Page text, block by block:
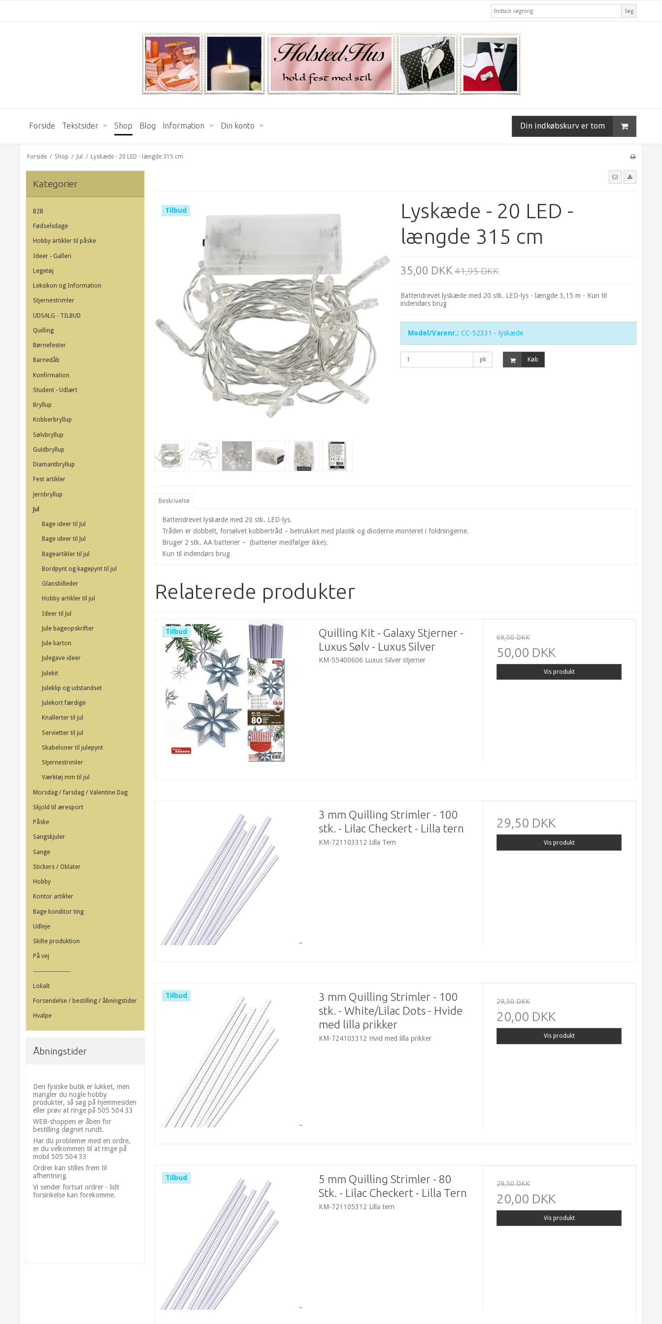
Søg
Forside Tekstsider Shop Blog Information Din konto Din indkøbskurv er tom
Forside / Shop / Jul / Lyskæde - 20 LED - længde 315 cm
Kategorier
B2B
Fødselsdage
Hobby artikler til påske
Ideer - Galleri
Legetøj
Leksikon og Information
Stjernestrimler
UDSALG - TILBUD
Quilling
Børnefester
Barnedåb
Konfirmation
Student - Udlært
Bryllup
Kobberbryllup
Sølvbryllup
Guldbryllup
Diamantbryllup
Fest artikler
Jernbryllup
Jul
Bage ideer til Jul
Bage ideer til Jul
Bageartikler til jul
Bordpynt og kagepynt til jul
Glansbilleder
Hobby artikler til jul
Ideer til Jul
Jule bageopskrifter
Jule karton
Julegave ideer
Julekit
Juleklip og udstandset
Julekort færdige
Knallerter til jul
Servietter til jul
Skabeloner til julepynt
Stjernestrimler
Værktøj mm til jul
Morsdag / farsdag / Valentine Dag
Skjold til æresport
Påske
Sangskjuler
Sange
Stickers / Oblater
Hobby
Kontor artikler
Bage konditor ting
Udleje
Skilte produktion
På vej
-------------------
Lokalt
Forsendelse / bestilling / åbningstider
Hvalpe
Åbningstider
Den fysiske butik er lukket, men
mangler du nogle hobby
produkter, så søg på hjemmesiden
eller prøv at ringe på 505 504 33
WEB-shoppen er åben for
bestilling døgnet rundt.
Har du problemer med en ordre,
er du velkommen til at ringe på
mobil 505 504 33
Ordrer kan stilles frem til
afhentning.
Vi sender fortsat ordrer - lidt
forsinkelse kan forekomme.
Tilbud
Lyskæde - 20 LED -
længde 315 cm
35,00 DKK 41,95 DKK
Batteridrevet lyskæde med 20 stk. LED-lys - længde 3,15 m - Kun til
indendørs brug
Model/Varenr.: CC-52331 - lyskæde
pk Køb
Beskrivelse
Batteridrevet lyskæde med 20 stk. LED-lys.
Tråden er dobbelt, forsølvet kobbertråd – betrukket med plastik og dioderne monteret i foldningerne.
Bruger 2 stk. AA batterier – (batterier medfølger ikke).
Kun til indendørs brug
Relaterede produkter
Tilbud
Quilling Kit - Galaxy Stjerner -
Luxus Sølv - Luxus Silver
KM-55400606 Luxus Silver stjerner
69,50 DKK
50,00 DKK
Vis produkt
3 mm Quilling Strimler - 100
stk. - Lilac Checkert - Lilla tern
KM-721103312 Lilla Tern
29,50 DKK
Vis produkt
Tilbud
3 mm Quilling Strimler - 100
stk. - White/Lilac Dots - Hvide
med lilla prikker
KM-724103312 Hvid med lilla prikker
29,50 DKK
20,00 DKK
Vis produkt
Tilbud
5 mm Quilling Strimler - 80
Stk. - Lilac Checkert - Lilla Tern
KM-721105312 Lilla tern
29,50 DKK
20,00 DKK
Vis produkt